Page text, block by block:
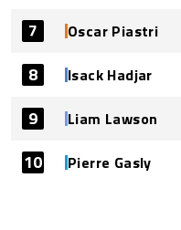
7 Oscar Piastri
8 Isack Hadjar
9 Liam Lawson
10 Pierre Gasly